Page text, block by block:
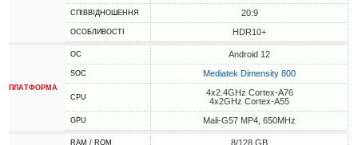
СПІВВІДНОШЕННЯ 20:9
ОСОБЛИВОСТІ HDR10+
ПЛАТФОРМА
ОС Android 12
SOC Mediatek Dimensity 800
CPU
4x2.4GHz Cortex-A76
4x2GHz Cortex-A55
GPU Mali-G57 MP4, 650MHz
RAM / ROM 8/128 GB